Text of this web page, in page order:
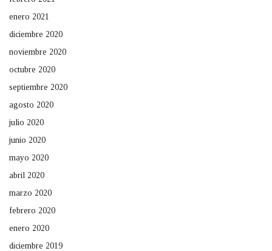
enero 2021
diciembre 2020
noviembre 2020
octubre 2020
septiembre 2020
agosto 2020
julio 2020
junio 2020
mayo 2020
abril 2020
marzo 2020
febrero 2020
enero 2020
diciembre 2019